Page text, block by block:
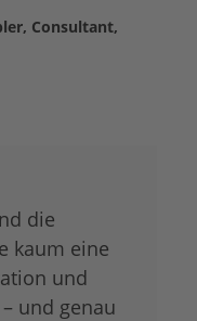
Consultant,
die
kaum eine
und
und genau